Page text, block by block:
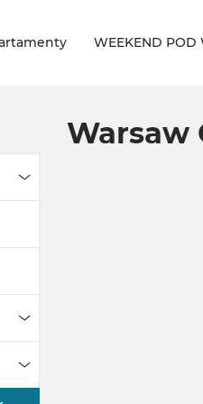
WEEKEND POD
Lokalizacja
Osoby
Cena
Warsaw